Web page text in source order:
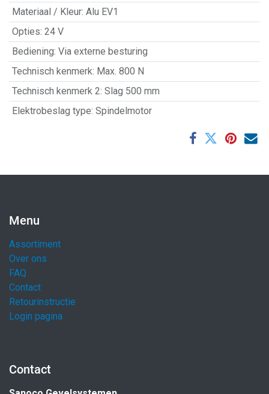
Materiaal / Kleur: Alu EV1
Opties: 24 V
Bediening: Via externe besturing
Technisch kenmerk: Max. 800 N
Technisch kenmerk 2: Slag 500 mm
Elektrobeslag type: Spindelmotor
Menu
Assortiment
Over ons
FAQ
Contact
Retourinstructie
Login pagina
Contact